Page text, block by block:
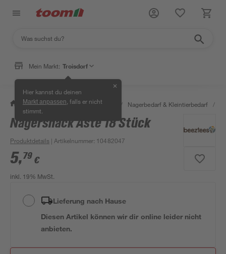
Mein Markt: Troisdorf
Hier kannst du deinen
Markt anpassen , falls er nicht
stimmt.
✕
/ Garten & Freizeit / Tierbedarf / Nagerbedarf & Kleintierbedarf /
Nagersnack Äste 18 Stück
Produktdetails | Artikelnummer: 10482047
5,79 €
inkl. 19% MwSt.
Lieferung nach Hause
Diesen Artikel können wir dir online leider nicht
anbieten.